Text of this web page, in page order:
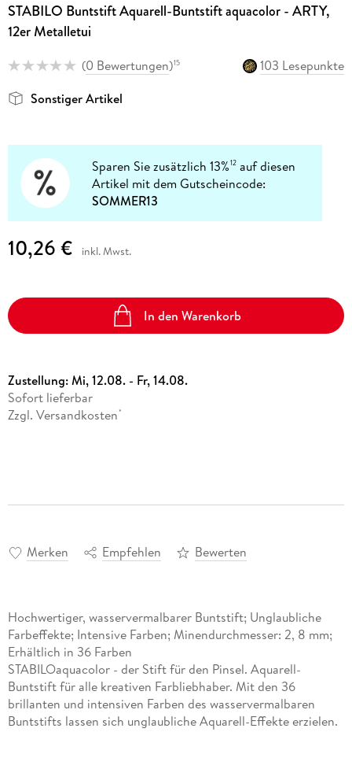
STABILO Buntstift Aquarell-Buntstift aquacolor - ARTY,
12er Metalletui
(0 Bewertungen)15
103 Lesepunkte
Sonstiger Artikel
Sparen Sie zusätzlich 13%12 auf diesen
Artikel mit dem Gutscheincode:
SOMMER13
10,26 € inkl. Mwst.
In den Warenkorb
Zustellung:Mi, 12.08. - Fr, 14.08.
Sofort lieferbar
Zzgl. Versandkosten *
Merken Empfehlen Bewerten
Hochwertiger, wasservermalbarer Buntstift; Unglaubliche
Farbeffekte; Intensive Farben; Minendurchmesser: 2, 8 mm;
Erhältlich in 36 Farben
STABILOaquacolor - der Stift für den Pinsel. Aquarell-
Buntstift für alle kreativen Farbliebhaber. Mit den 36
brillanten und intensiven Farben des wasservermalbaren
Buntstifts lassen sich unglaubliche Aquarell-Effekte erzielen.